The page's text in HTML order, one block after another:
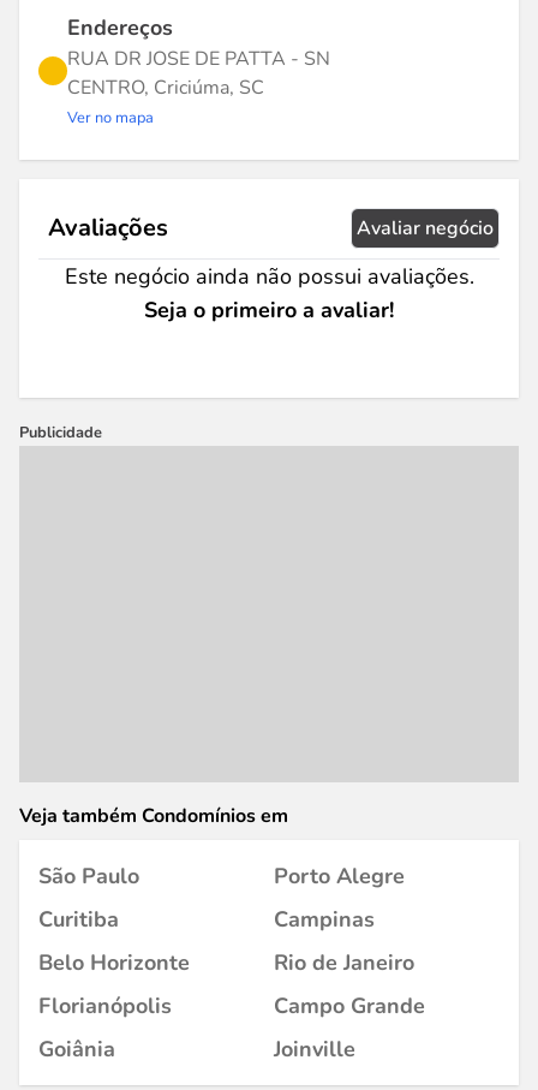
Endereços
RUA DR JOSE DE PATTA - SN
CENTRO, Criciúma, SC
Ver no mapa
Avaliações Avaliar negócio
Este negócio ainda não possui avaliações.
Seja o primeiro a avaliar!
Publicidade
Veja também Condomínios em
São Paulo
Porto Alegre
Curitiba
Campinas
Belo Horizonte
Rio de Janeiro
Florianópolis
Campo Grande
Goiânia
Joinville